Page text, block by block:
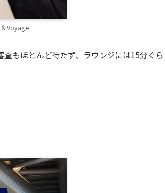
Voyage
もほとんど待たず、ラウンジには15分ぐら